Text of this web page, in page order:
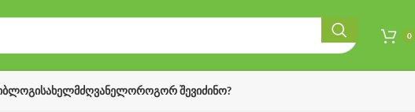
0
ᲑᲚᲝᲒᲘᲡᲐᲮᲔᲚᲛᲫᲦᲕᲐᲜᲔᲚᲝᲠᲝᲒᲝᲠ ᲨᲔᲕᲘᲫᲘᲜᲝ?